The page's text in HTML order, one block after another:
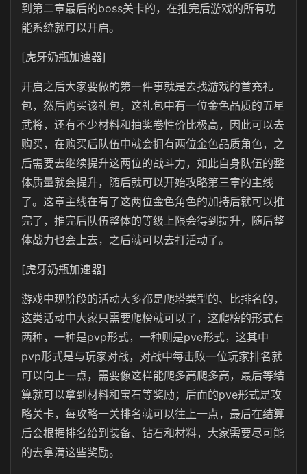
到第二章最后的boss关卡的，在推完后游戏的所有功
能系统就可以开启。
[虎牙奶瓶加速器]
开启之后大家要做的第一件事就是去找游戏的首充礼
包，然后购买该礼包，这礼包中有一位金色品质的五星
武将，还有不少材料和抽奖卷性价比极高，因此可以去
购买，在购买后队伍中就会拥有两位金色品质角色，之
后需要去继续提升这两位的战斗力，如此自身队伍的整
体质量就会提升，随后就可以开始攻略第三章的主线
了。这章主线在有了这两位金色角色的加持后就可以推
完了，推完后队伍整体的等级上限会得到提升，随后整
体战力也会上去，之后就可以去打活动了。
[虎牙奶瓶加速器]
游戏中现阶段的活动大多都是爬塔类型的、比排名的，
这类活动中大家只需要爬榜就可以了，这爬榜的形式有
两种，一种是pvp形式，一种则是pve形式，这其中
pvp形式是与玩家对战，对战中每击败一位玩家排名就
可以向上一点，需要像这样能爬多高爬多高，最后等结
算就可以拿到材料和宝石等奖励；后面的pve形式是攻
略关卡，每攻略一关排名就可以往上一点，最后在结算
后会根据排名给到装备、钻石和材料，大家需要尽可能
的去拿满这些奖励。